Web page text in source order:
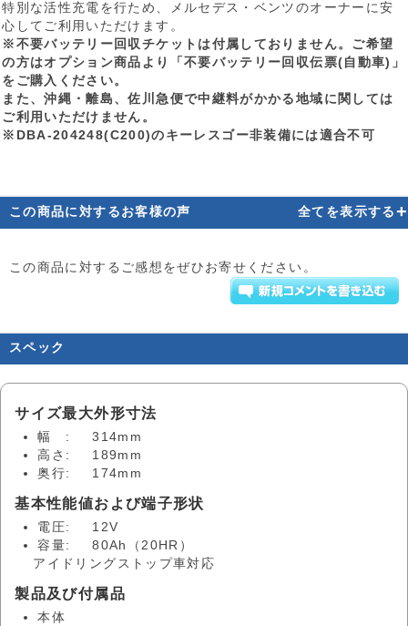
特別な活性充電を行ため、メルセデス・ベンツのオーナーに安
心してご利用いただけます。
※不要バッテリー回収チケットは付属しておりません。ご希望
の方はオプション商品より「不要バッテリー回収伝票(自動車)」
をご購入ください。
また、沖縄・離島、佐川急便で中継料がかかる地域に関しては
ご利用いただけません。
※DBA-204248(C200)のキーレスゴー非装備には適合不可
この商品に対するお客様の声 全てを表示する+
この商品に対するご感想をぜひお寄せください。
スペック
サイズ最大外形寸法
幅 :
314mm
高さ:
189mm
奥行:
174mm
基本性能値および端子形状
電圧:
12V
容量:
80Ah（20HR）
アイドリングストップ車対応
製品及び付属品
本体